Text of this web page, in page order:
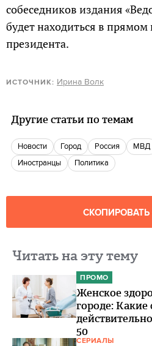
собеседников издания
будет находиться в
президента.
ИСТОЧНИК: Ирина Волк
Другие статьи по темам
новости город Россия МВД
Иностранцы
политика
Читать на эту тему
ПРОМО
Женское
городе: Какие
50
СЕРИАЛЫ